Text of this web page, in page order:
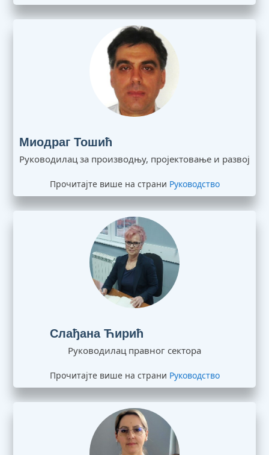
Миодраг Тошић
Руководилац за производњу, пројектовање и развој
Прочитајте више на страни Руководство
Слађана Ћирић
Руководилац правног сектора
Прочитајте више на страни Руководство